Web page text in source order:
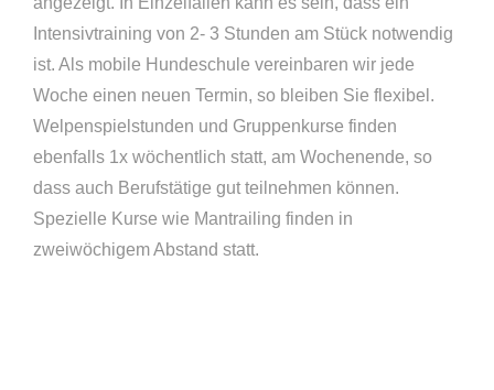
Intensivtraining von 2- 3 Stunden am Stück notwendig
ist. Als mobile Hundeschule vereinbaren wir jede
Woche einen neuen Termin, so bleiben Sie flexibel.
Welpenspielstunden und Gruppenkurse finden
ebenfalls 1x wöchentlich statt, am Wochenende, so
dass auch Berufstätige gut teilnehmen können.
Spezielle Kurse wie Mantrailing finden in
zweiwöchigem Abstand statt.